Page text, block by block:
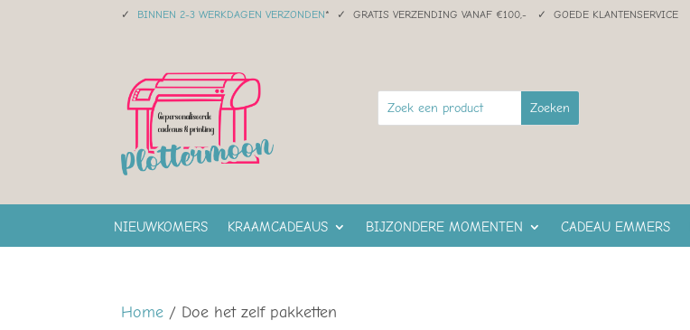
✓ BINNEN 2-3 WERKDAGEN VERZONDEN* ✓ GRATIS VERZENDING VANAF €100,- ✓ GOEDE KLANTENSERVICE
NIEUWKOMERS KRAAMCADEAUS BIJZONDERE MOMENTEN CADEAU EMMERS
Home / Doe het zelf pakketten